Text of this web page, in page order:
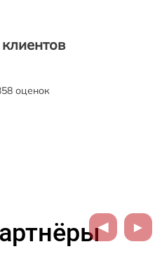
оценок